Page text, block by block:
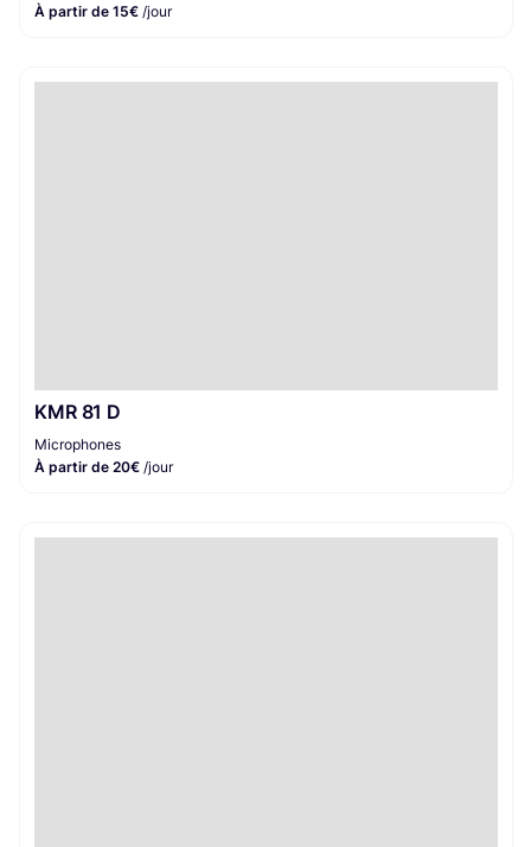
À partir de 15€ /jour
KMR 81 D
Microphones
À partir de 20€ /jour